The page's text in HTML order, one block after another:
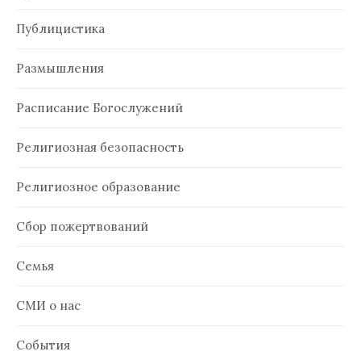
Публицистика
Размышления
Расписание Богослужений
Религиозная безопасность
Религиозное образование
Сбор пожертвований
Семья
СМИ о нас
События